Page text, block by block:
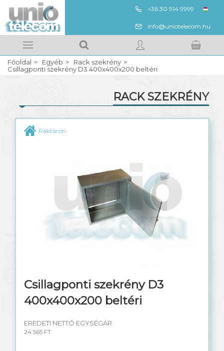
+36 30 914 9999
ENG
info@uniotelecom.hu
Kosarad tartalma
BELÉPÉS
Főoldal Egyéb
Rack szekrény
Csillagponti szekrény D3 400x400x200 beltéri
RACK SZEKRÉNY
Antisztatikus munkaruha
Solar LED lámpa
Leica vezetékkutatók
Kulcskezelő szekrények
Raktáron
Csillagponti szekrény D3
400x400x200 beltéri
EREDETI NETTÓ EGYSÉGÁR:
24 565 FT